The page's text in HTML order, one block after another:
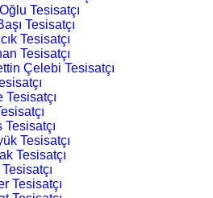
Tesisatçı
Tesisatçı
Tesisatçı
Tesisatçı
Çelebi Tesisatçı
Tesisatçı
Tesisatçı
Tesisatçı
Tesisatçı
Tesisatçı